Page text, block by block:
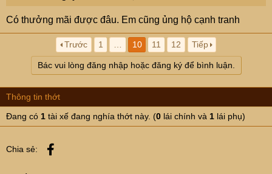
Có thưởng mãi được đâu. Em cũng ủng hộ cạnh tranh
Trước 1 10 11 12 Tiếp
Bác vui lòng đăng nhập hoặc đăng ký để bình luận.
Thông tin thớt
Đang có 1 tài xế đang nghía thớt này. (0 lái chính và 1 lái phụ)
Chia sẻ: